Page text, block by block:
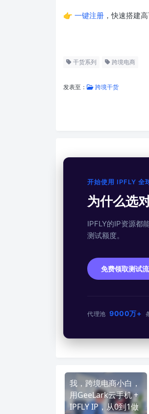
👉 一键注册 ，快速搭建
干货系列 跨境电商
发表至： 跨境干货
开始使用 IPFLY 全
为什么选
IPFLY的IP资源都
测试额度。
免费领取测试
代理池 9000万+
我，跨境电商小白，
用GeeLark云手机 +
IPFLY IP，从0到1做